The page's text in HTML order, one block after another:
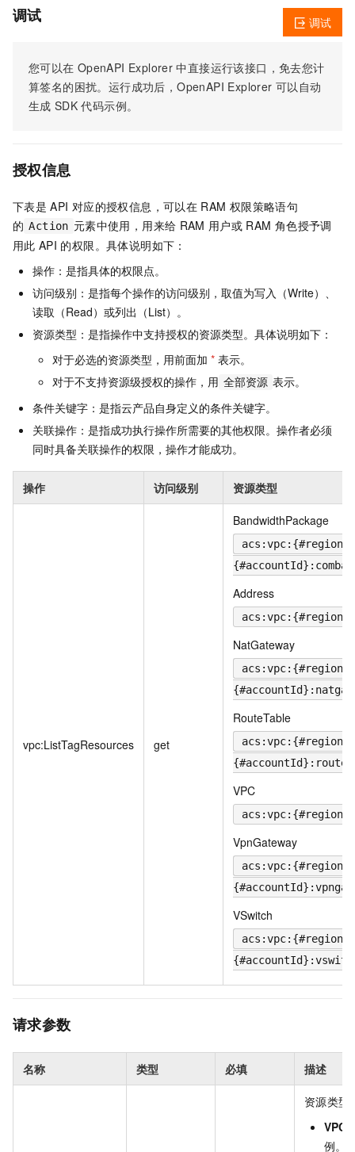
调试
您可以在 OpenAPI Explorer 中直接运行该接口，免去您计
算签名的困扰。运行成功后，OpenAPI Explorer 可以自动
生成 SDK 代码示例。
调试
授权信息
下表是 API 对应的授权信息，可以在 RAM 权限策略语句
的 Action 元素中使用，用来给 RAM 用户或 RAM 角色授予调
用此 API 的权限。具体说明如下：
操作：是指具体的权限点。
访问级别：是指每个操作的访问级别，取值为写入（Write）、
读取（Read）或列出（List）。
资源类型：是指操作中支持授权的资源类型。具体说明如下：
对于必选的资源类型，用前面加 * 表示。
对于不支持资源级授权的操作，用 全部资源 表示。
条件关键字：是指云产品自身定义的条件关键字。
关联操作：是指成功执行操作所需要的其他权限。操作者必须
同时具备关联操作的权限，操作才能成功。
操作 访问级别 资源类型
vpc:ListTagResources get
BandwidthPackage
Address
NatGateway
RouteTable
VPC
VpnGateway
VSwitch
请求参数
名称 类型 必填 描述
资源类型
VPC
例。